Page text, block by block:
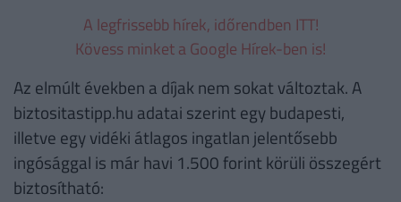
A legfrissebb hírek, időrendben ITT!
Kövess minket a Google Hírek-ben is!
Az elmúlt években a díjak nem sokat változtak. A
biztositastipp.hu adatai szerint egy budapesti,
illetve egy vidéki átlagos ingatlan jelentősebb
ingósággal is már havi 1.500 forint körüli összegért
biztosítható: